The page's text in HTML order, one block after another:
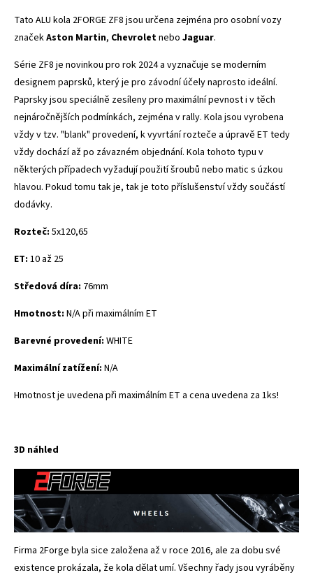
Tato ALU kola 2FORGE ZF8 jsou určena zejména pro osobní vozy
značekAston Martin, Chevroletnebo Jaguar.
Série ZF8 je novinkou pro rok 2024 a vyznačuje se moderním
designem paprsků, který je pro závodní účely naprosto ideální.
Paprsky jsou speciálně zesíleny pro maximální pevnost i v těch
nejnáročnějších podmínkách, zejména v rally. Kola jsou vyrobena
vždy v tzv. "blank" provedení, k vyvrtání rozteče a úpravě ET tedy
vždy dochází až po závazném objednání. Kola tohoto typu v
některých případech vyžadují použití šroubů nebo matic s úzkou
hlavou. Pokud tomu tak je, tak je toto příslušenství vždy součástí
dodávky.
Rozteč: 5x120,65
ET: 10 až 25
Středová díra: 76mm
Hmotnost: N/A při maximálním ET
Barevné provedení: WHITE
Maximální zatížení: N/A
Hmotnost je uvedena při maximálním ET a cena uvedena za 1ks!
3D náhled
Firma 2Forge byla sice založena až v roce 2016, ale za dobu své
existence prokázala, že kola dělat umí. Všechny řady jsou vyráběny